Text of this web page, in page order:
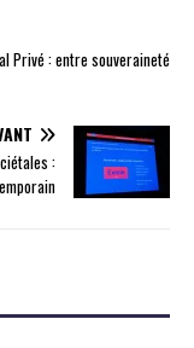
Privé : entre souveraineté
: